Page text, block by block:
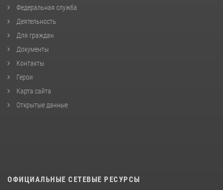
Федеральная служба
Деятельность
Для граждан
Документы
Контакты
Герои
Карта сайта
Открытые данные
ОФИЦИАЛЬНЫЕ СЕТЕВЫЕ РЕСУРСЫ